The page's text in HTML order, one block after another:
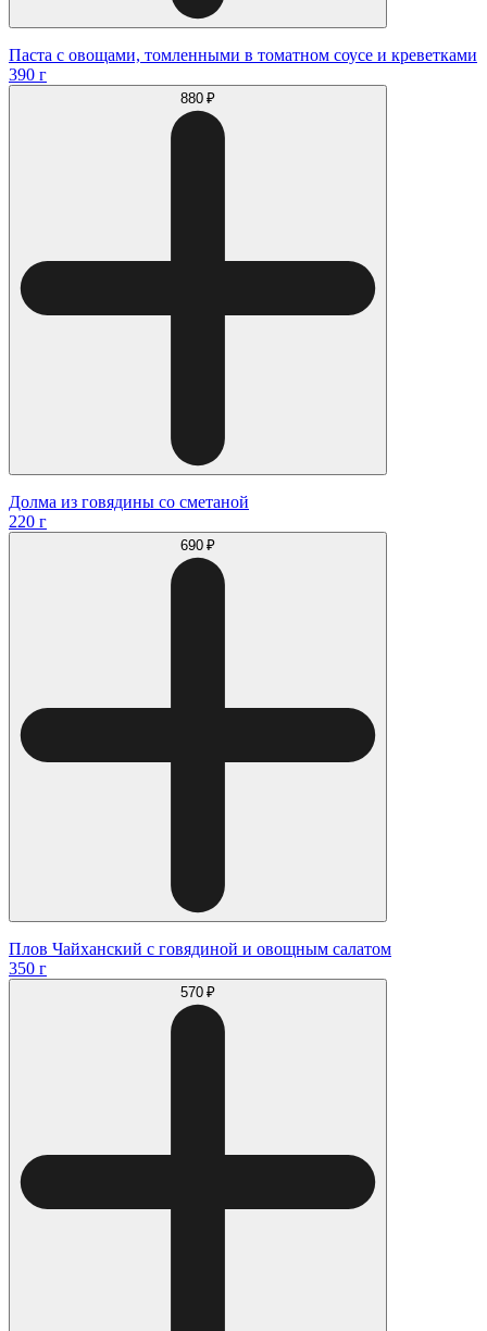
Паста с овощами, томленными в томатном соусе и креветками
390 г
880 ₽
Долма из говядины со сметаной
220 г
690 ₽
Плов Чайханский с говядиной и овощным салатом
350 г
570 ₽